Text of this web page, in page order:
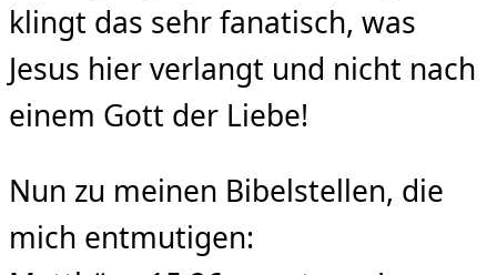
klingt das sehr fanatisch, was
Jesus hier verlangt und nicht nach
einem Gott der Liebe!
Nun zu meinen Bibelstellen, die
mich entmutigen: